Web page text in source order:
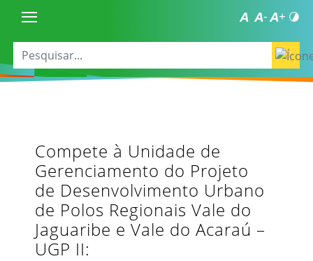
Compete à Unidade de
Gerenciamento do Projeto
de Desenvolvimento Urbano
de Polos Regionais Vale do
Jaguaribe e Vale do Acaraú –
UGP II: